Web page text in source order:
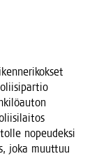
nopeu­dek­si
joka muut­tuu